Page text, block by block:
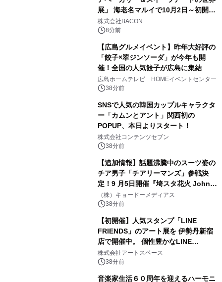
展」 海老名マルイで10月2日～初開
催！
株式会社BACON
8分前
【広島グルメイベント】昨年大好評の
「餃子×翠ジンソーダ」が今年も開
催！全国の人気餃子が広島に集結
広島ホームテレビ HOMEイベントセンター
38分前
SNSで人気の韓国カップルキャラクタ
ー「カムンとアント」関西初の
POPUP、本日よりスタート！
株式会社コンテンツセブン
38分前
【追加情報】話題沸騰中のスーツ姿の
チア男子「チアリーマンズ」参戦決
定！9 月5日開催『埼スタ花火 John
Williams Fireworks 2026』を大迫力
のパフォーマンスで熱く盛り上げる！
（株）キョードーメディアス
38分前
【初開催】人気スタンプ「LINE
FRIENDS」のアート展を 伊勢丹新宿
店で開催中。 個性豊かなLINE
FRIENDSの仲間たちが インテリアア
ートとして新たな魅力を発信。
株式会社アートスペース
38分前
音楽家生活６０周年を迎えるハーモニ